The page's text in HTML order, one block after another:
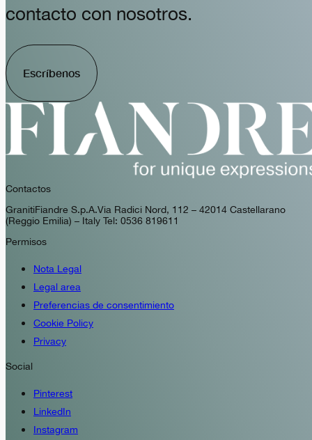
contacto con nosotros.
Escríbenos
Contactos
GranitiFiandre S.p.A. Via Radici Nord, 112 – 42014 Castellarano
(Reggio Emilia) – Italy Tel: 0536 819611
Permisos
Nota Legal
Legal area
Preferencias de consentimiento
Cookie Policy
Privacy
Social
Pinterest
LinkedIn
Instagram